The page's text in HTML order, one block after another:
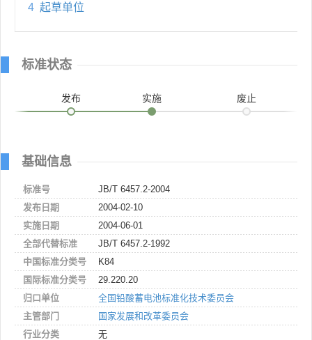
4 起草单位
标准状态
发布 实施 废止
基础信息
标准号
JB/T 6457.2-2004
发布日期
2004-02-10
实施日期
2004-06-01
全部代替标准
JB/T 6457.2-1992
中国标准分类号
K84
国际标准分类号
29.220.20
归口单位
全国铅酸蓄电池标准化技术委员会
主管部门
国家发展和改革委员会
行业分类
无